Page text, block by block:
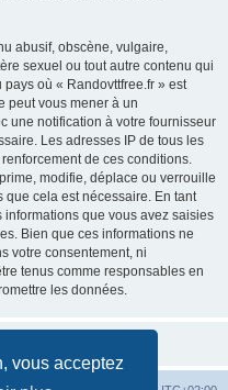
vous acceptez
abusif, obscène, vulgaire,
sexuel ou tout autre contenu qui
où « Randovttfree.fr » est
peut vous mener à un
une notification à votre fournisseur
Les adresses IP de tous les
de ces conditions.
modifie, déplace ou verrouille
que cela est nécessaire. En tant
que vous avez saisies
Bien que ces informations ne
votre consentement, ni
tenus comme responsables en
les données.